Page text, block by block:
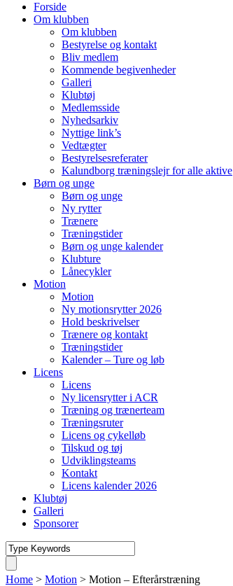
Forside
Om klubben
Om klubben
Bestyrelse og kontakt
Bliv medlem
Kommende begivenheder
Galleri
Klubtøj
Medlemsside
Nyhedsarkiv
Nyttige link’s
Vedtægter
Bestyrelsesreferater
Kalundborg træningslejr for alle aktive
Børn og unge
Børn og unge
Ny rytter
Trænere
Træningstider
Børn og unge kalender
Klubture
Lånecykler
Motion
Motion
Ny motionsrytter 2026
Hold beskrivelser
Trænere og kontakt
Træningstider
Kalender – Ture og løb
Licens
Licens
Ny licensrytter i ACR
Træning og trænerteam
Træningsruter
Licens og cykelløb
Tilskud og tøj
Udviklingsteams
Kontakt
Licens kalender 2026
Klubtøj
Galleri
Sponsorer
Home > Motion > Motion – Efterårstræning